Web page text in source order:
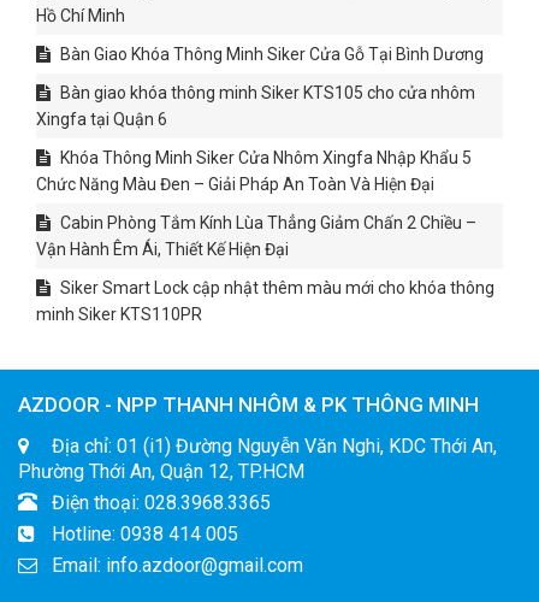
Hồ Chí Minh
Bàn Giao Khóa Thông Minh Siker Cửa Gỗ Tại Bình Dương
Bàn giao khóa thông minh Siker KTS105 cho cửa nhôm
Xingfa tại Quận 6
Khóa Thông Minh Siker Cửa Nhôm Xingfa Nhập Khẩu 5
Chức Năng Màu Đen – Giải Pháp An Toàn Và Hiện Đại
Cabin Phòng Tắm Kính Lùa Thẳng Giảm Chấn 2 Chiều –
Vận Hành Êm Ái, Thiết Kế Hiện Đại
Siker Smart Lock cập nhật thêm màu mới cho khóa thông
minh Siker KTS110PR
AZDOOR - NPP THANH NHÔM & PK THÔNG MINH
Địa chỉ: 01 (i1) Đường Nguyễn Văn Nghi, KDC Thới An,
Phường Thới An, Quận 12, TP.HCM
Điện thoại: 028.3968.3365
Hotline: 0938 414 005
Email: info.azdoor@gmail.com